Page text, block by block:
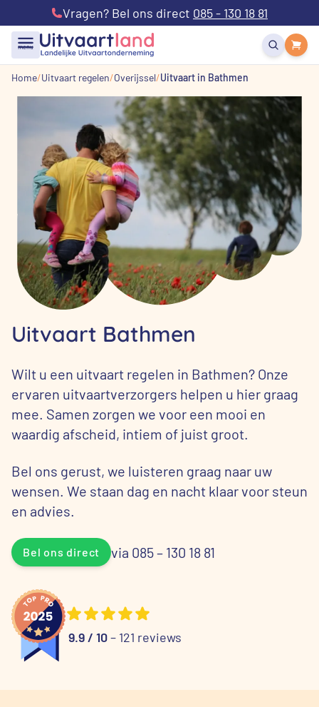
Vragen? Bel ons direct 085 - 130 18 81
menu
Home Uitvaart regelen Overijssel Uitvaart in Bathmen
Uitvaart Bathmen
Wilt u een uitvaart regelen in Bathmen? Onze
ervaren uitvaartverzorgers helpen u hier graag
mee. Samen zorgen we voor een mooi en
waardig afscheid, intiem of juist groot.
Bel ons gerust, we luisteren graag naar uw
wensen. We staan dag en nacht klaar voor steun
en advies.
Bel ons direct via 085 – 130 18 81
9.9 / 10– 121 reviews